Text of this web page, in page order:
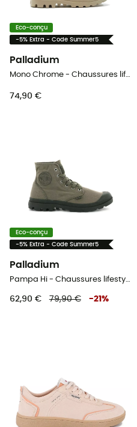
Eco-conçu
-5% Extra - Code Summer5
Palladium
Mono Chrome - Chaussures lifestyle
74,90 €
Eco-conçu
-5% Extra - Code Summer5
Palladium
Pampa Hi - Chaussures lifestyle homme
62,90 € 79,90 € -21 %